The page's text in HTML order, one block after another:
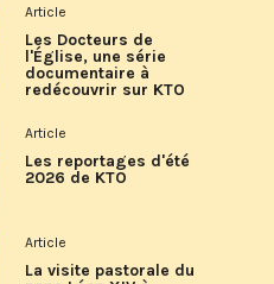
Article
Les Docteurs de
l'Église, une série
documentaire à
redécouvrir sur KTO
Article
Les reportages d'été
2026 de KTO
Article
La visite pastorale du